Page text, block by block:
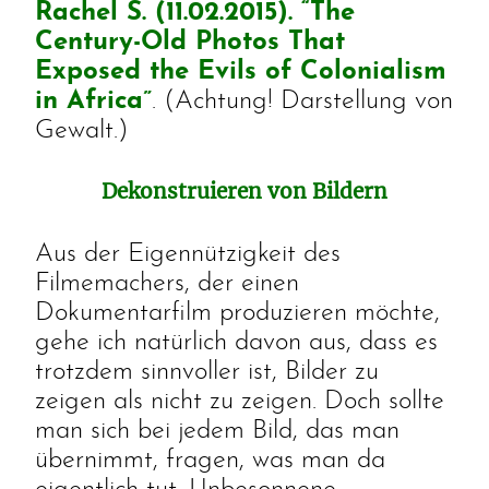
Rachel S. (11.02.2015). “The
Century-Old Photos That
Exposed the Evils of Colonialism
in Africa”. (Achtung! Darstellung von
Gewalt.)
Dekonstruieren von Bildern
Aus der Eigennützigkeit des
Filmemachers, der einen
Dokumentarfilm produzieren möchte,
gehe ich natürlich davon aus, dass es
trotzdem sinnvoller ist, Bilder zu
zeigen als nicht zu zeigen. Doch sollte
man sich bei jedem Bild, das man
übernimmt, fragen, was man da